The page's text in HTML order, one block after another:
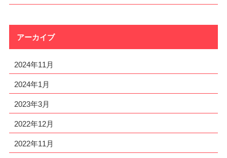
アーカイブ
2024年11月
2024年1月
2023年3月
2022年12月
2022年11月